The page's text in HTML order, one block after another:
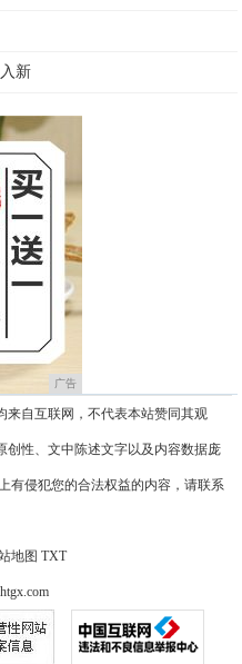
新
广告
来自互联网，不代表本站赞同其观
创性、文中陈述文字以及内容数据庞
有侵犯您的合法权益的内容，请联系
地图 TXT